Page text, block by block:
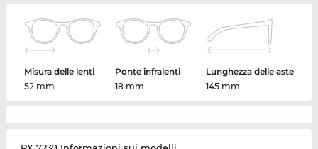
Misura delle lenti
52 mm
Ponte infralenti
18 mm
Lunghezza delle aste
145 mm